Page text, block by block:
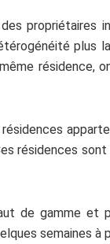
propriétaires
plus
résidence,
résidences sont
de gamme et
semaines à